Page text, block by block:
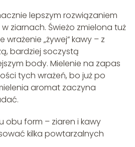
lepszym rozwiązaniem
ziarnach. Świeżo zmielona tuż
„żywej” kawy – z
bardziej soczystą
body. Mielenie na zapas
tych wrażeń, bo już po
aromat zaczyna
obu form – ziaren i kawy
kilka powtarzalnych